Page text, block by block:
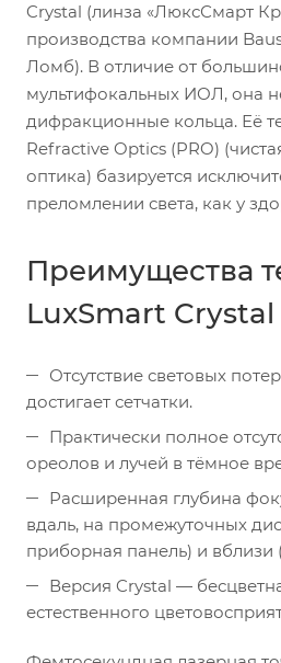
Crystal (линза «ЛюксСмарт
производства компании
Ломб). В отличие от
мультифокальных ИОЛ, она
дифракционные кольца. Её
Refractive Optics (PRO)
оптика) базируется
преломлении света, как у
Преимущества
LuxSmart Crystal
Отсутствие световых
достигает сетчатки.
Практически полное
ореолов и лучей в тёмное
Расширенная глубина
вдаль, на промежуточных
приборная панель) и вблизи
Версия Crystal —
естественного